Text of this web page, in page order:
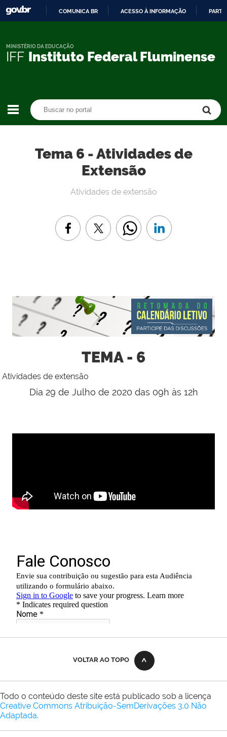
CONTEÚDO
COMUNICA BR ACESSO À INFORMAÇÃO
IFF Instituto Federal Fluminense
MINISTÉRIO DA EDUCAÇÃO
Tema 6 - Atividades de
Extensão
Atividades de extensão
TEMA - 6
Atividades de extensão
Dia 29 de Julho de 2020 das 09h às 12h
VOLTAR AO TOPO
Todo o conteúdo deste site está publicado sob a licença
Creative Commons Atribuição-SemDerivações 3.0 Não
Adaptada.